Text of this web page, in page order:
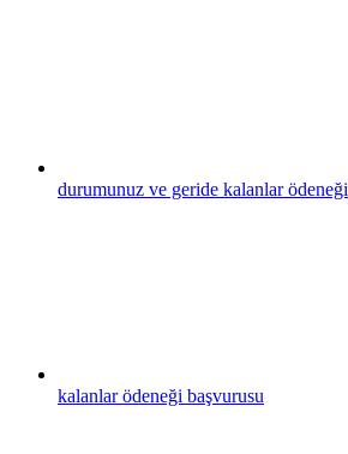
durumunuz ve geride kalanlar ödeneği
kalanlar ödeneği başvurusu